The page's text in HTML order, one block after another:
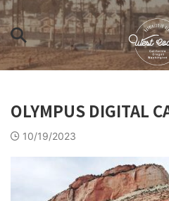
OLYMPUS DIGITAL
10/19/2023